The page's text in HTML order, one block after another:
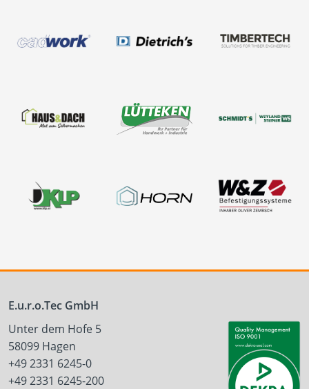
E.u.r.o.Tec GmbH
Unter dem Hofe 5
58099 Hagen
+49 2331 6245-0
+49 2331 6245-200